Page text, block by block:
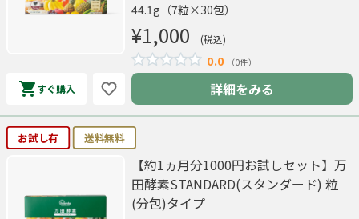
44.1g（7粒×30包）
¥1,000 (税込)
0.0 （0件）
すぐ購入 詳細をみる
お試し有 送料無料
【約1ヵ月分1000円お試しセット】万
田酵素STANDARD(スタンダード) 粒
(分包)タイプ